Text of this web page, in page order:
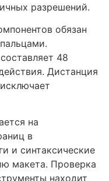
разрешений.
обязан
48
Дистанция
на
в
и синтаксические
макета. Проверка
находит